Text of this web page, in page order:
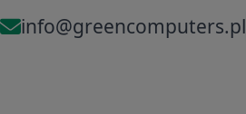
info@greencomputers.pl